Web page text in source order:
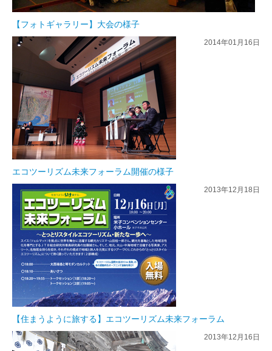
【フォトギャラリー】大会の様子
2014年01月16日
エコツーリズム未来フォーラム開催の様子
2013年12月18日
【住まうように旅する】エコツーリズム未来フォーラム
2013年12月16日